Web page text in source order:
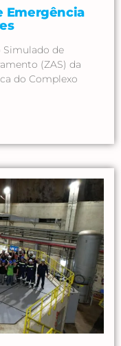
Emergência
Simulado de
(ZAS) da
do Complexo